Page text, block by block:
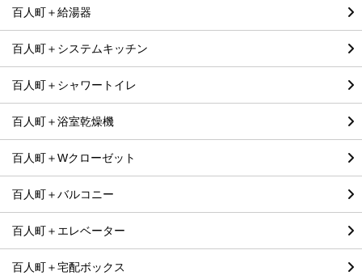
百人町＋給湯器
百人町＋システムキッチン
百人町＋シャワートイレ
百人町＋浴室乾燥機
百人町＋Wクローゼット
百人町＋バルコニー
百人町＋エレベーター
百人町＋宅配ボックス